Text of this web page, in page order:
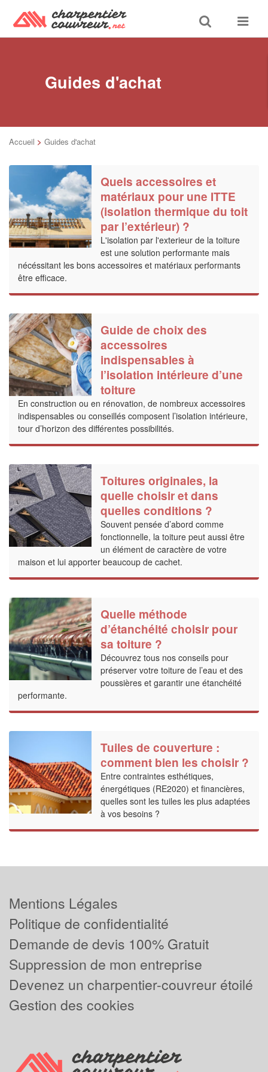
Toggle
search
Toggle
Guides d'achat
Accueil > Guides d'achat
Quels accessoires et
matériaux pour une ITTE
(isolation thermique du toit
par l’extérieur) ?
L'isolation par l'exterieur de la toiture
est une solution performante mais
nécéssitant les bons accessoires et matériaux performants
être efficace.
Guide de choix des
accessoires
indispensables à
l’isolation intérieure d’une
toiture
En construction ou en rénovation, de nombreux accessoires
indispensables ou conseillés composent l’isolation intérieure,
tour d’horizon des différentes possibilités.
Toitures originales, la
quelle choisir et dans
quelles conditions ?
Souvent pensée d’abord comme
fonctionnelle, la toiture peut aussi être
un élément de caractère de votre
maison et lui apporter beaucoup de cachet.
Quelle méthode
d’étanchéité choisir pour
sa toiture ?
Découvrez tous nos conseils pour
préserver votre toiture de l’eau et des
poussières et garantir une étanchéité
performante.
Tuiles de couverture :
comment bien les choisir ?
Entre contraintes esthétiques,
énergétiques (RE2020) et financières,
quelles sont les tuiles les plus adaptées
à vos besoins ?
✕
Vous
Augmentez votre
vosmargestout
En
Mentions Légales
Politique de confidentialité
Demande de devis 100% Gratuit
Suppression de mon entreprise
Devenez un charpentier-couvreur étoilé
Gestion des cookies